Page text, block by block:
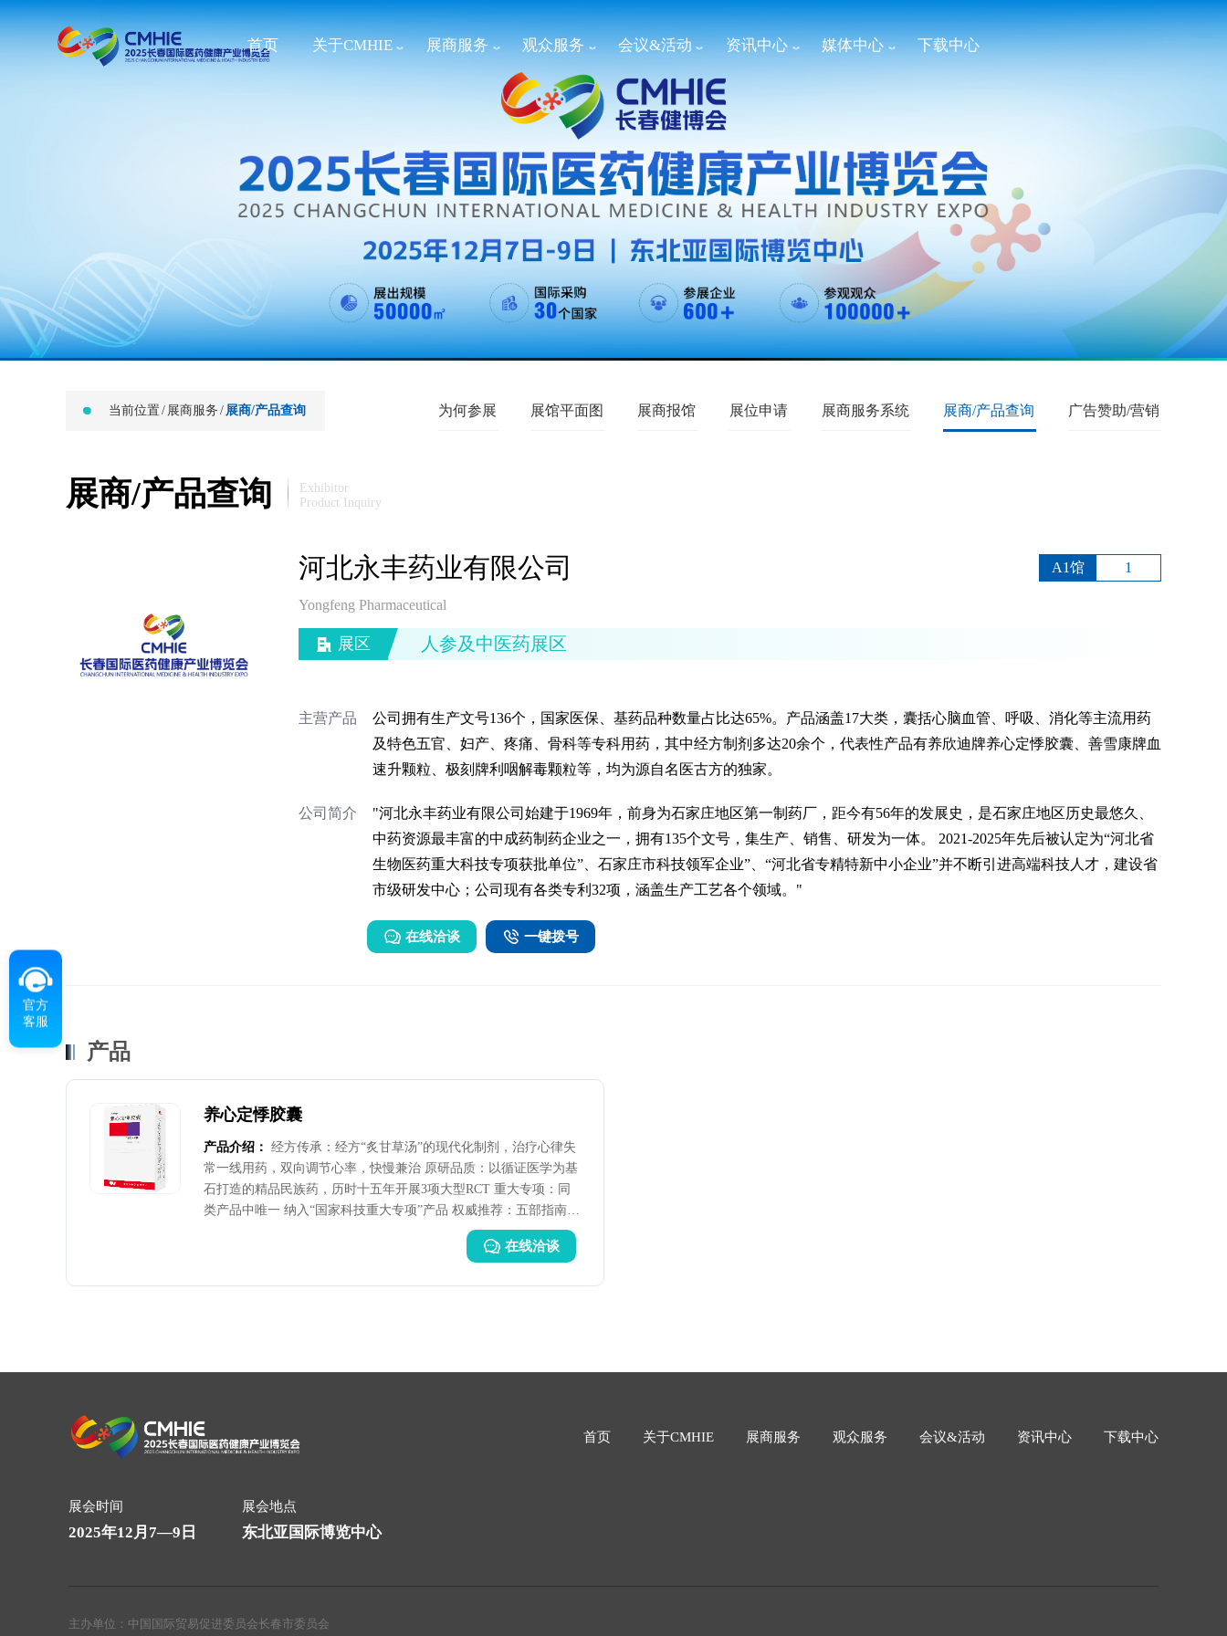
首页 关于CMHIE 展商服务 观众服务 会议&活动 资讯中心 媒体中心 下载中心
当前位置/ 展商服务 / 展商/产品查询 为何参展 展馆平面图 展商报馆 展位申请 展商服务系统 展商/产品查询 广告赞助/营销
展商/产品查询
Exhibitor
Product Inquiry
河北永丰药业有限公司 A1馆 1
Yongfeng Pharmaceutical
展区 人参及中医药展区
主营产品
公司拥有生产文号136个，国家医保、基药品种数量占比达65%。产品涵盖17大类，囊括心脑血管、呼吸、消化等主流用药
及特色五官、妇产、疼痛、骨科等专科用药，其中经方制剂多达20余个，代表性产品有养欣迪牌养心定悸胶囊、善雪康牌血
速升颗粒、极刻牌利咽解毒颗粒等，均为源自名医古方的独家。
公司简介
"河北永丰药业有限公司始建于1969年，前身为石家庄地区第一制药厂，距今有56年的发展史，是石家庄地区历史最悠久、
中药资源最丰富的中成药制药企业之一，拥有135个文号，集生产、销售、研发为一体。 2021-2025年先后被认定为“河北省
生物医药重大科技专项获批单位”、石家庄市科技领军企业”、“河北省专精特新中小企业”并不断引进高端科技人才，建设省
市级研发中心；公司现有各类专利32项，涵盖生产工艺各个领域。"
在线洽谈 一键拨号
产品
养心定悸胶囊
产品介绍： 经方传承：经方“炙甘草汤”的现代化制剂，治疗心律失
常一线用药，双向调节心率，快慢兼治 原研品质：以循证医学为基
石打造的精品民族药，历时十五年开展3项大型RCT 重大专项：同
类产品中唯一 纳入“国家科技重大专项”产品 权威推荐：五部指南/
三部共识/一部临床路径与一部诊疗规范推荐 行业认可：中成药
（心律失常）临床循证评价证据指数TOP榜产品，双院士推荐产品
在线洽谈
官方
客服
首页 关于CMHIE 展商服务 观众服务 会议&活动 资讯中心 下载中心
展会时间
2025年12月7—9日
展会地点
东北亚国际博览中心
主办单位： 中国国际贸易促进委员会长春市委员会